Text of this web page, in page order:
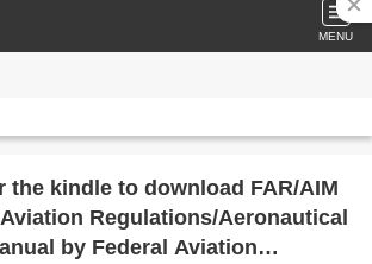
MENU
the kindle to download FAR/AIM
Regulations/Aeronautical
by Federal Aviation